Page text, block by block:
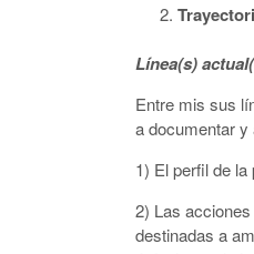
Línea(s)
Entre mis sus
a documentar y
1) El perfil de
2) Las
destinadas a